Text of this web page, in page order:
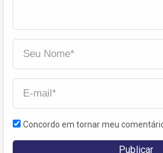
Concordo em tornar meu